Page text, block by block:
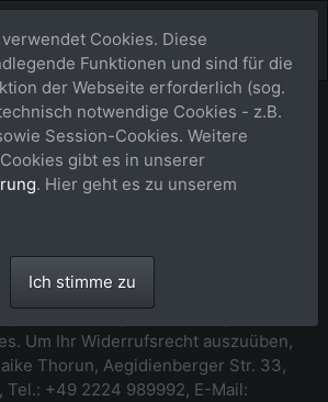
***
Vertrag zu widerrufen. Die
Um Ihr Widerrufsrecht auszuüben,
Thorun, Aegidienberger Str. 33,
Tel.: +49 2224 989992, E-Mail:
Cookies. Diese
Funktionen und sind für die
der Webseite erforderlich (sog.
notwendige Cookies - z.B.
Session-Cookies. Weitere
gibt es in unserer
. Hier geht es zu unserem
Ich stimme zu